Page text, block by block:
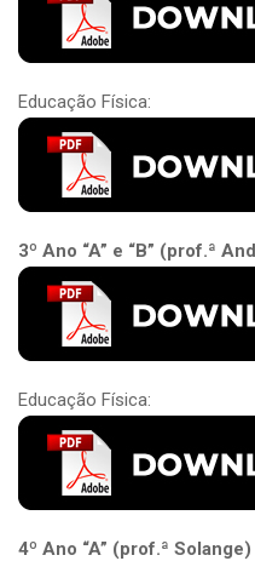
Educação Física:
3º Ano “A” e “B” (prof.ª
Educação Física:
4º Ano “A” (prof.ª Solange)